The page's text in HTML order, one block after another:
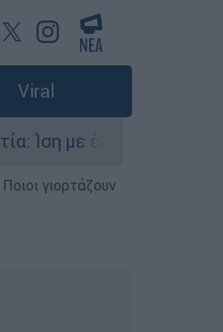
Viral
ατομικές βόμβες της
γιορτάζουν